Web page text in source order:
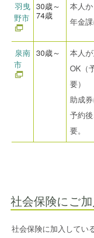
羽曳
野市
30歳～
74歳
本人
年金課
泉南
市
30歳～
本人
OK（
要）
助成
予約
要。
社会保険にご
社会保険に加入してい